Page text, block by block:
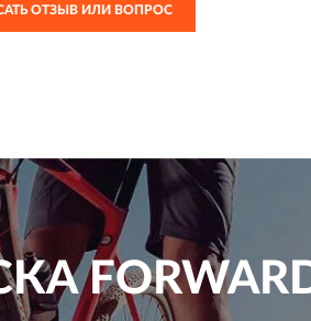
ОТЗЫВ ИЛИ ВОПРОС